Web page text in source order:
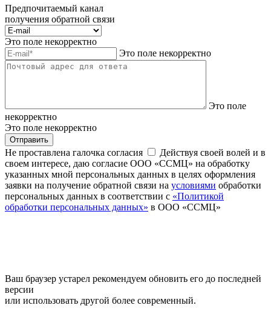
Предпочитаемый канал
получения обратной связи
Это поле некорректно
Это поле некорректно
Это поле
некорректно
Это поле некорректно
Отправить
Не проставлена галочка согласия
Действуя своей волей и в
своем интересе, даю согласие ООО «ССМЦ» на обработку
указанных мной персональных данных в целях оформления
заявки на получение обратной связи на условиями обработки
персональных данных в соответствии с «Политикой
обработки персональных данных» в ООО «ССМЦ»
Ваш браузер устарел рекомендуем обновить его до последней
версии
или использовать другой более современный.